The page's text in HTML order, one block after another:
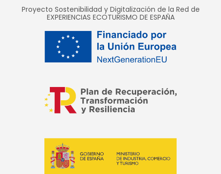
Proyecto Sostenibilidad y Digitalización de la Red de
EXPERIENCIAS ECOTURISMO DE ESPAÑA